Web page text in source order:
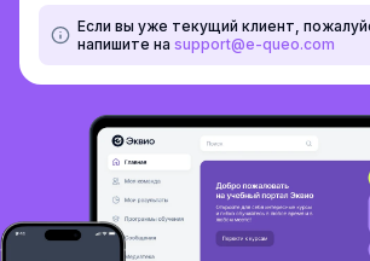
Если вы уже текущий клиент,
напишите на support@e-queo.com